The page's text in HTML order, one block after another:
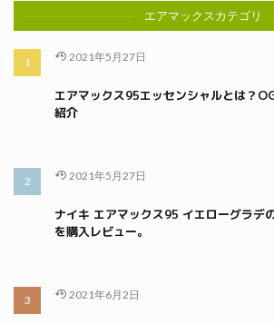
エアマックスカテゴリ
2021年5月27日
エアマックス95エッセンシャルとは？
紹介
2021年5月27日
ナイキ エアマックス95 イエローグラデ
を購入レビュー。
2021年6月2日